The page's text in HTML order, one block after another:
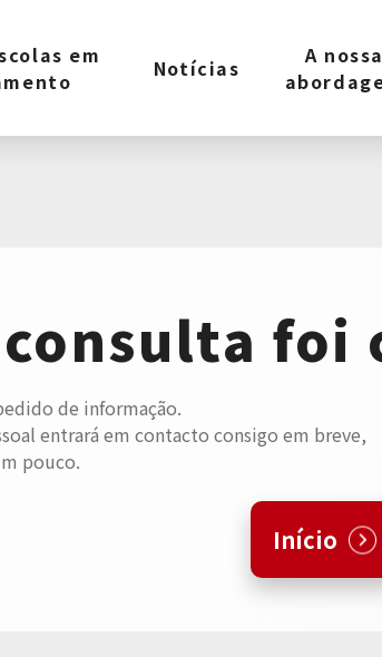
em
Notícias
A nossa
consulta foi
de informação.
entrará em contacto consigo em breve,
pouco.
Início